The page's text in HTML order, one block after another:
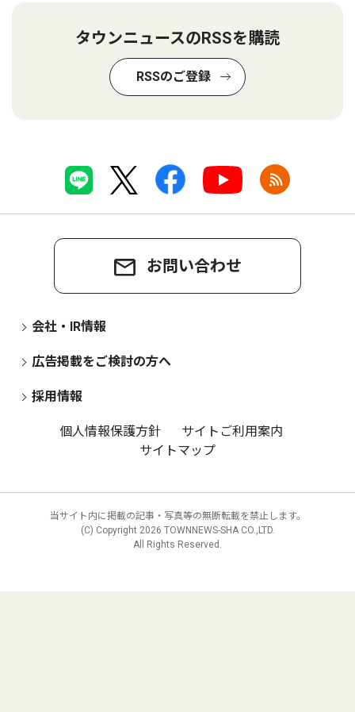
タウンニュースのRSSを購読
RSSのご登録
お問い合わせ
会社・IR情報
広告掲載をご検討の方へ
採用情報
個人情報保護方針
サイトご利用案内
サイトマップ
当サイト内に掲載の記事・写真等の無断転載を禁止します。
(C) Copyright 2026 TOWNNEWS-SHA CO.,LTD.
All Rights Reserved.